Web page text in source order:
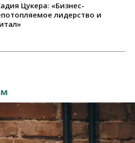
Цукера: «Бизнес-
лидерство и